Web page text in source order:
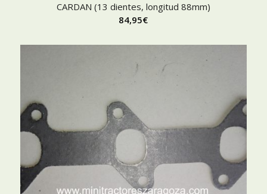
CARDAN (13 dientes, longitud 88mm)
84,95€